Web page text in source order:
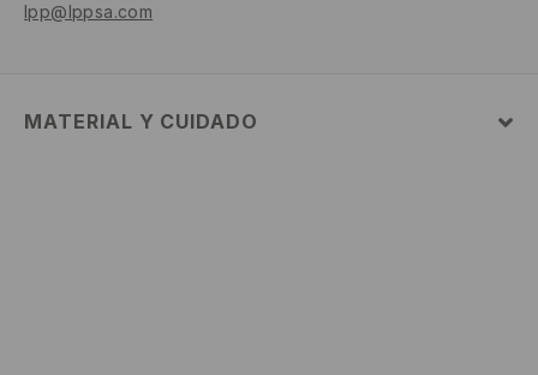
lpp@lppsa.com
MATERIAL Y CUIDADO